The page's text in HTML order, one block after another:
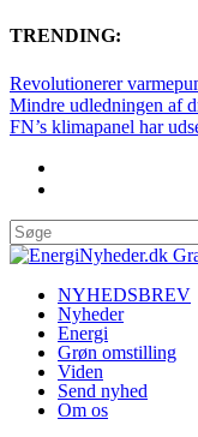
TRENDING:
Revolutionerer
Mindre udledningen af
FN’s klimapanel har
NYHEDSBREV
Nyheder
Energi
Grøn omstilling
Viden
Send nyhed
Om os